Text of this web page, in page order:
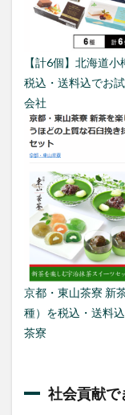
う前
に
そも
そも
フー
スと
は
4.2
品質
は大
丈
夫？
4.3
フー
ドロ
スと
SDGs
【計6個】北海道
税込・送料込でお
会社
京都・東山茶寮 新
種）を税込・送料
茶寮
社会貢献で